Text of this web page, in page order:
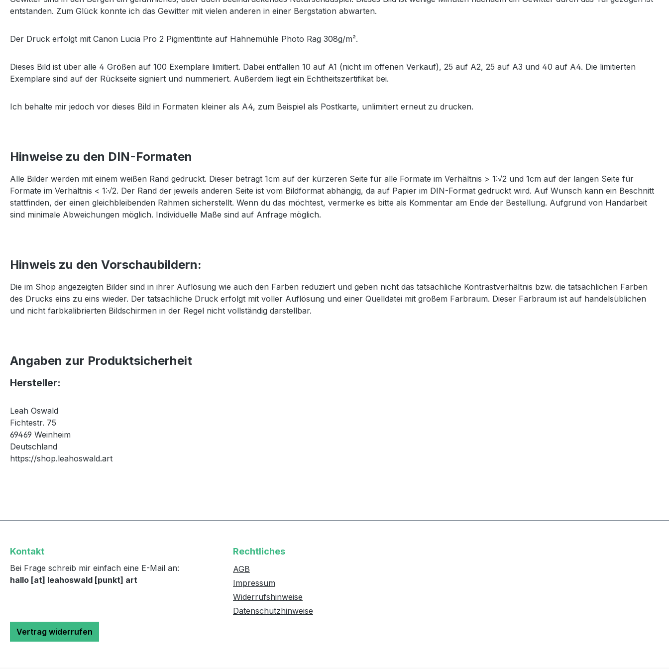
entstanden. Zum Glück konnte ich das Gewitter mit vielen anderen in einer Bergstation abwarten.
Der Druck erfolgt mit Canon Lucia Pro 2 Pigmenttinte auf Hahnemühle Photo Rag 308g/m².
Dieses Bild ist über alle 4 Größen auf 100 Exemplare limitiert. Dabei entfallen 10 auf A1 (nicht im offenen Verkauf), 25 auf A2, 25 auf A3 und 40 auf A4. Die limitierten
Exemplare sind auf der Rückseite signiert und nummeriert. Außerdem liegt ein Echtheitszertifikat bei.
Ich behalte mir jedoch vor dieses Bild in Formaten kleiner als A4, zum Beispiel als Postkarte, unlimitiert erneut zu drucken.
Hinweise zu den DIN-Formaten
Alle Bilder werden mit einem weißen Rand gedruckt. Dieser beträgt 1cm auf der kürzeren Seite für alle Formate im Verhältnis > 1:√2 und 1cm auf der langen Seite für
Formate im Verhältnis < 1:√2. Der Rand der jeweils anderen Seite ist vom Bildformat abhängig, da auf Papier im DIN-Format gedruckt wird. Auf Wunsch kann ein Beschnitt
stattfinden, der einen gleichbleibenden Rahmen sicherstellt. Wenn du das möchtest, vermerke es bitte als Kommentar am Ende der Bestellung. Aufgrund von Handarbeit
sind minimale Abweichungen möglich. Individuelle Maße sind auf Anfrage möglich.
Hinweis zu den Vorschaubildern:
Die im Shop angezeigten Bilder sind in ihrer Auflösung wie auch den Farben reduziert und geben nicht das tatsächliche Kontrastverhältnis bzw. die tatsächlichen Farben
des Drucks eins zu eins wieder. Der tatsächliche Druck erfolgt mit voller Auflösung und einer Quelldatei mit großem Farbraum. Dieser Farbraum ist auf handelsüblichen
und nicht farbkalibrierten Bildschirmen in der Regel nicht vollständig darstellbar.
Angaben zur Produktsicherheit
Hersteller:
Leah Oswald
Fichtestr. 75
69469 Weinheim
Deutschland
https://shop.leahoswald.art
Kontakt
Bei Frage schreib mir einfach eine E-Mail an:
hallo [at] leahoswald [punkt] art
Vertrag widerrufen
Rechtliches
AGB
Impressum
Widerrufshinweise
Datenschutzhinweise